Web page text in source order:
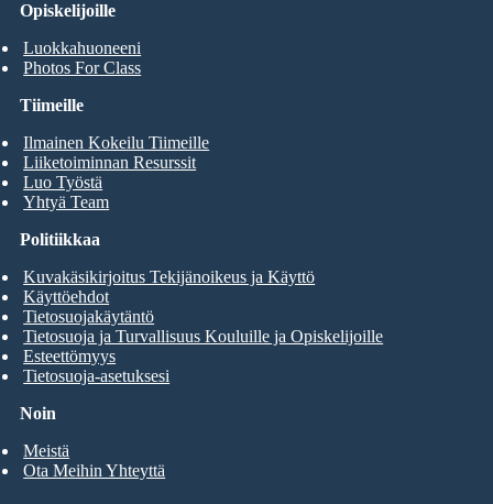
Opiskelijoille
Luokkahuoneeni
Photos For Class
Tiimeille
Ilmainen Kokeilu Tiimeille
Liiketoiminnan Resurssit
Luo Työstä
Yhtyä Team
Noin
Meistä
Ota Meihin Yhteyttä
Politiikkaa
Kuvakäsikirjoitus Tekijänoikeus ja Käyttö
Käyttöehdot
Tietosuojakäytäntö
Tietosuoja ja Turvallisuus Kouluille ja Opiskelijoille
Esteettömyys
Tietosuoja-asetuksesi